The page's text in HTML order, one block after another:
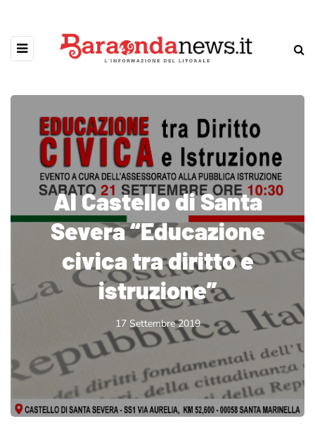
Al Castello di Santa
Severa “Educazione
civica tra diritto e
istruzione”
17 Settembre 2019